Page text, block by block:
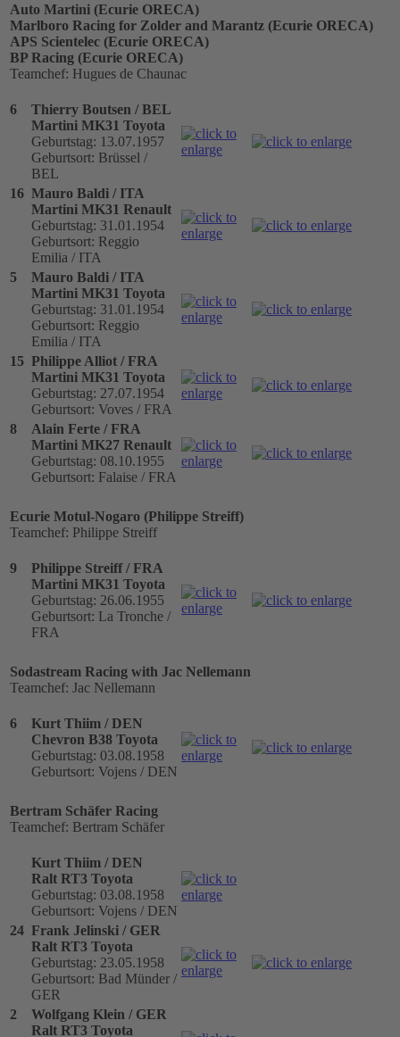
Auto Martini (Ecurie ORECA)
Marlboro Racing for Zolder and Marantz (Ecurie ORECA)
APS Scientelec (Ecurie ORECA)
BP Racing (Ecurie ORECA)
Teamchef: Hugues de Chaunac
6
Thierry Boutsen / BEL
Martini MK31 Toyota
Geburtstag: 13.07.1957
Geburtsort: Brüssel /
BEL
16 Mauro Baldi / ITA
Martini MK31 Renault
Geburtstag: 31.01.1954
Geburtsort: Reggio
Emilia / ITA
5
Mauro Baldi / ITA
Martini MK31 Toyota
Geburtstag: 31.01.1954
Geburtsort: Reggio
Emilia / ITA
15 Philippe Alliot / FRA
Martini MK31 Toyota
Geburtstag: 27.07.1954
Geburtsort: Voves / FRA
8
Alain Ferte / FRA
Martini MK27 Renault
Geburtstag: 08.10.1955
Geburtsort: Falaise / FRA
Ecurie Motul-Nogaro (Philippe Streiff)
Teamchef: Philippe Streiff
9
Philippe Streiff / FRA
Martini MK31 Toyota
Geburtstag: 26.06.1955
Geburtsort: La Tronche /
FRA
Sodastream Racing with Jac Nellemann
Teamchef: Jac Nellemann
6
Kurt Thiim / DEN
Chevron B38 Toyota
Geburtstag: 03.08.1958
Geburtsort: Vojens / DEN
Bertram Schäfer Racing
Teamchef: Bertram Schäfer
Kurt Thiim / DEN
Ralt RT3 Toyota
Geburtstag: 03.08.1958
Geburtsort: Vojens / DEN
24 Frank Jelinski / GER
Ralt RT3 Toyota
Geburtstag: 23.05.1958
Geburtsort: Bad Münder /
GER
2
Wolfgang Klein / GER
Ralt RT3 Toyota